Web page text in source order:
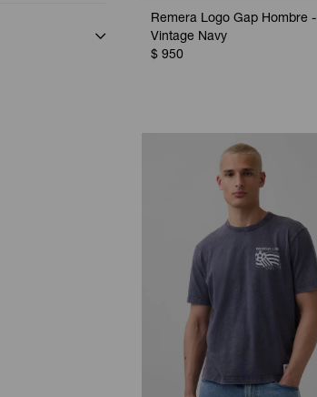
Remera Logo Gap Hombre -
Vintage Navy
$ 950